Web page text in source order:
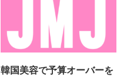
韓国美容で予算オーバーを